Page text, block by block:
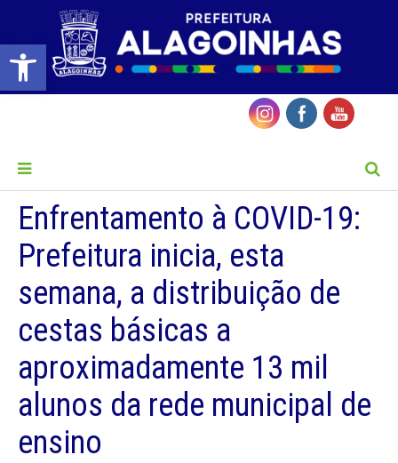
Barra de Ferramentas Aberta
Enfrentamento à COVID-19:
Prefeitura inicia, esta
semana, a distribuição de
cestas básicas a
aproximadamente 13 mil
alunos da rede municipal de
ensino